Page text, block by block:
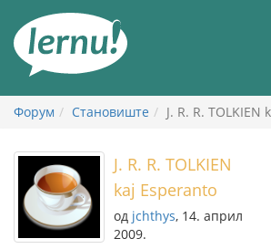
садржају
Форум Становиште J. R. R.
J. R. R. TOLKIEN
kaj Esperanto
од jchthys, 14. април
2009.